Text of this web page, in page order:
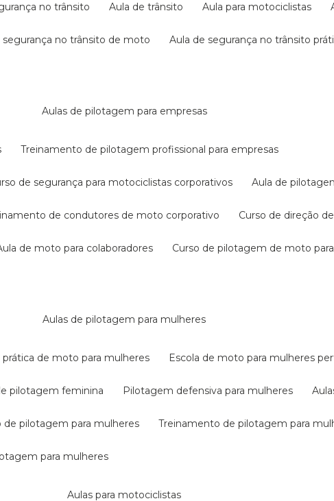
no trânsito aula de trânsito aula para motociclistas
segurança no trânsito de moto aula de segurança no trânsito
aulas de pilotagem para empresas
treinamento de pilotagem profissional para empresas
de segurança para motociclistas corporativos aula de
de condutores de moto corporativo curso de direção
aula de moto para colaboradores curso de pilotagem de moto
aulas de pilotagem para mulheres
prática de moto para mulheres escola de moto para mulheres
pilotagem feminina pilotagem defensiva para mulheres
de pilotagem para mulheres treinamento de pilotagem para
para mulheres
aulas para motociclistas